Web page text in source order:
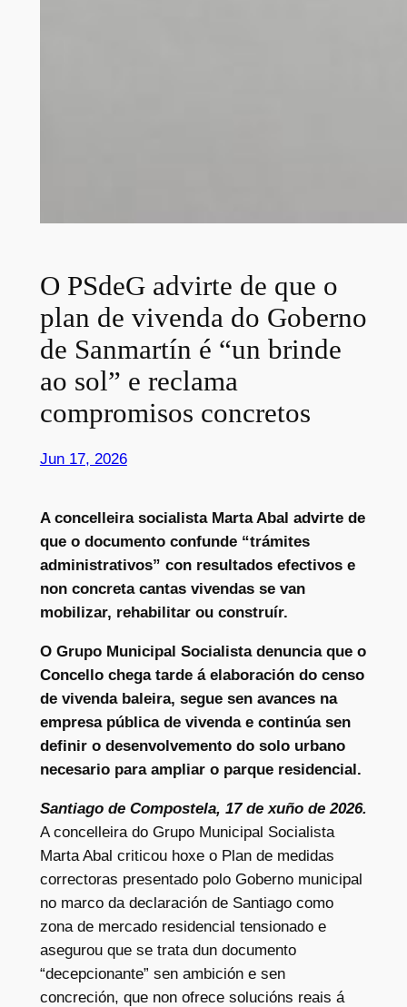
O PSdeG advirte de que o
plan de vivenda do Goberno
de Sanmartín é “un brinde
ao sol” e reclama
compromisos concretos
Jun 17, 2026
A concelleira socialista Marta Abal advirte de
que o documento confunde “trámites
administrativos” con resultados efectivos e
non concreta cantas vivendas se van
mobilizar, rehabilitar ou construír.
O Grupo Municipal Socialista denuncia que o
Concello chega tarde á elaboración do censo
de vivenda baleira, segue sen avances na
empresa pública de vivenda e continúa sen
definir o desenvolvemento do solo urbano
necesario para ampliar o parque residencial.
Santiago de Compostela, 17 de xuño de 2026.
A concelleira do Grupo Municipal Socialista
Marta Abal criticou hoxe o Plan de medidas
correctoras presentado polo Goberno municipal
no marco da declaración de Santiago como
zona de mercado residencial tensionado e
asegurou que se trata dun documento
“decepcionante” sen ambición e sen
concreción, que non ofrece solucións reais á